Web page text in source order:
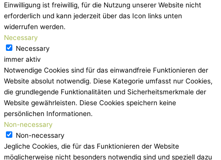
Einwilligung ist freiwillig, für die Nutzung unserer Website nicht
erforderlich und kann jederzeit über das Icon links unten
widerrufen werden.
Necessary
Necessary
immer aktiv
Notwendige Cookies sind für das einwandfreie Funktionieren der
Website absolut notwendig. Diese Kategorie umfasst nur Cookies,
die grundlegende Funktionalitäten und Sicherheitsmerkmale der
Website gewährleisten. Diese Cookies speichern keine
persönlichen Informationen.
Non-necessary
Non-necessary
Jegliche Cookies, die für das Funktionieren der Website
möglicherweise nicht besonders notwendig sind und speziell dazu